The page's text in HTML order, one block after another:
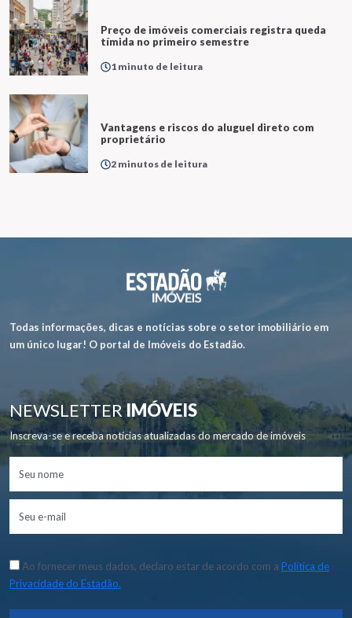
Preço de imóveis comerciais registra queda
tímida no primeiro semestre
1 minuto de leitura
Vantagens e riscos do aluguel direto com
proprietário
2 minutos de leitura
Todas informações, dicas e notícias sobre o setor imobiliário em
um único lugar! O portal de Imóveis do Estadão.
NEWSLETTERIMÓVEIS
Inscreva-se e receba notícias atualizadas do mercado de imóveis
Ao fornecer meus dados, declaro estar de acordo com a Política de
Privacidade do Estadão.